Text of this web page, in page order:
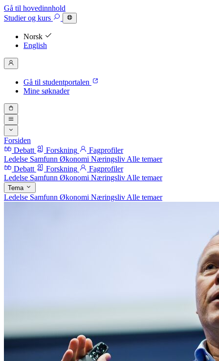
Gå til hovedinnhold
Studierog kurs
Norsk
English
Gå til studentportalen
Mine søknader
Forsiden
Debatt
Forskning
Fagprofiler
Ledelse Samfunn Økonomi Næringsliv Alle temaer
Debatt
Forskning
Fagprofiler
Ledelse Samfunn Økonomi Næringsliv Alle temaer
Tema
Ledelse Samfunn Økonomi Næringsliv Alle temaer